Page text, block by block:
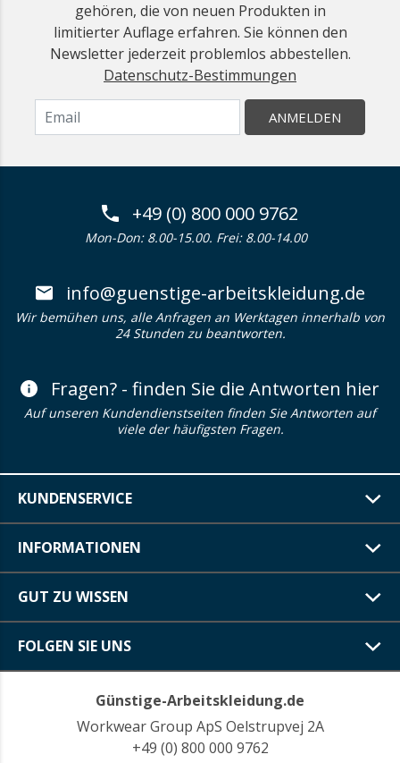
gehören, die von neuen Produkten in
limitierter Auflage erfahren. Sie können den
Newsletter jederzeit problemlos abbestellen.
Datenschutz-Bestimmungen
ANMELDEN
+49 (0) 800 000 9762
Mon-Don: 8.00-15.00. Frei: 8.00-14.00
info@guenstige-arbeitskleidung.de
Wir bemühen uns, alle Anfragen an Werktagen innerhalb von
24 Stunden zu beantworten.
Fragen? - finden Sie die Antworten hier
Auf unseren Kundendienstseiten finden Sie Antworten auf
viele der häufigsten Fragen.
KUNDENSERVICE
INFORMATIONEN
GUT ZU WISSEN
FOLGEN SIE UNS
Günstige-Arbeitskleidung.de
Workwear Group ApS Oelstrupvej 2A
+49 (0) 800 000 9762